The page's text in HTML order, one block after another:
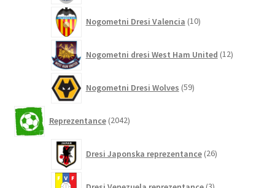
Nogometni Dresi Valencia 10izdelkov
Nogometni dresi West Ham United 12izdelkov
Nogometni Dresi Wolves 59izdelkov
Reprezentance 2042izdelkov
Dresi Japonska reprezentance 26izdelkov